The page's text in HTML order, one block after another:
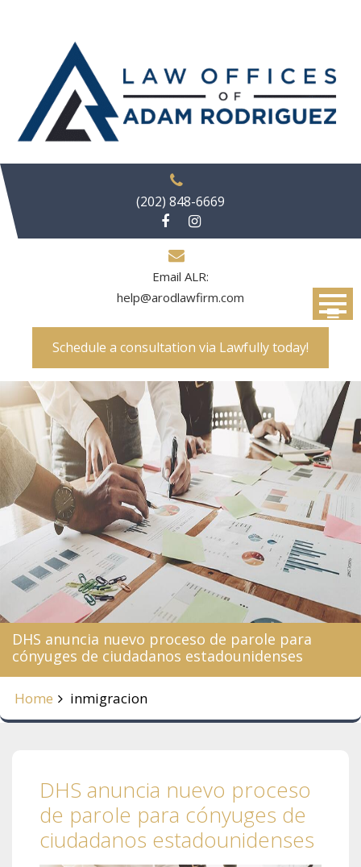
(202) 848-6669
Email ALR:
help@arodlawfirm.com
Schedule a consultation via Lawfully today!
DHS anuncia nuevo proceso de parole para
cónyuges de ciudadanos estadounidenses
Home inmigracion
DHS anuncia nuevo proceso
de parole para cónyuges de
ciudadanos estadounidenses